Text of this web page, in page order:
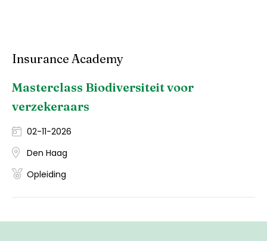
Insurance Academy
Masterclass Biodiversiteit voor
verzekeraars
02-11-2026
Den Haag
Opleiding